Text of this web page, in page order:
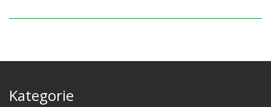
Kategorie